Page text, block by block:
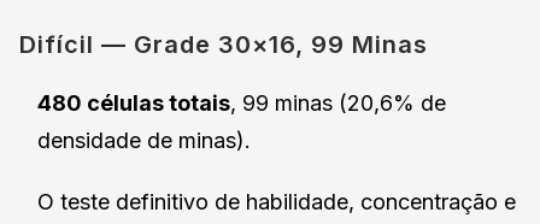
Difícil — Grade 30×16, 99 Minas
480 células totais, 99 minas (20,6% de
densidade de minas).
O teste definitivo de habilidade, concentração e